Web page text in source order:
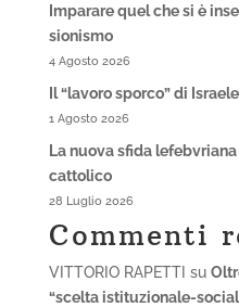
Imparare quel che si è
sionismo
4 Agosto 2026
Il “lavoro sporco” di
1 Agosto 2026
La nuova sfida
cattolico
28 Luglio 2026
Commenti
VITTORIO RAPETTI su
“scelta istituzionale-